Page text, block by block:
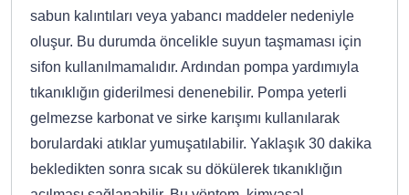
sabun kalıntıları veya yabancı maddeler nedeniyle
oluşur. Bu durumda öncelikle suyun taşmaması için
sifon kullanılmamalıdır. Ardından pompa yardımıyla
tıkanıklığın giderilmesi denenebilir. Pompa yeterli
gelmezse karbonat ve sirke karışımı kullanılarak
borulardaki atıklar yumuşatılabilir. Yaklaşık 30 dakika
bekledikten sonra sıcak su dökülerek tıkanıklığın